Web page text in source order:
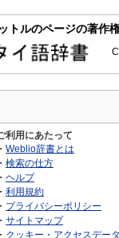
トルのページの著作
利用にあたって
・ Weblio辞書とは
・ 検索の仕方
・ ヘルプ
・ 利用規約
・ プライバシーポリシー
・ サイトマップ
・ クッキー・アクセスデー